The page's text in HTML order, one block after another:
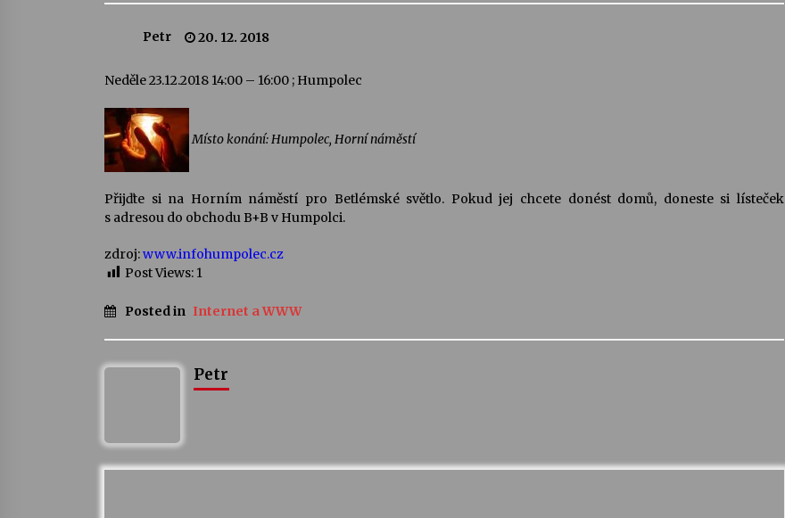
Pozvánka na integrační festival
Quijotova šedesátka: 28. 7.–1. 8.
28. 7. 2026
Za kulturou kousek za Humpolec. V
Želivě ožije odkaz Josefa Čapka
Varhanní recitál Michala Novenka v
Petr 20. 12. 2018
Neděle 23.12.2018 14:00 – 16:00 ; Humpolec
Místo konání: Humpolec, Horní náměstí
Přijďte si na Horním náměstí pro Betlémské světlo. Pokud jej chcete donést domů, doneste si lísteček
s adresou do obchodu B+B v Humpolci.
zdroj:www.infohumpolec.cz
Post Views: 1
Posted in Internet a WWW
Petr